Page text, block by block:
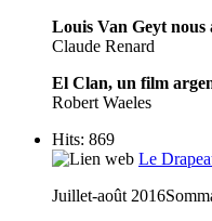
Louis Van Geyt nous
Claude Renard
El Clan, un film
Robert Waeles
Hits: 869
Le
Juillet-août 2016